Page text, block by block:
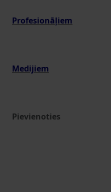
Profesionāļiem
Medijiem
Pievienoties